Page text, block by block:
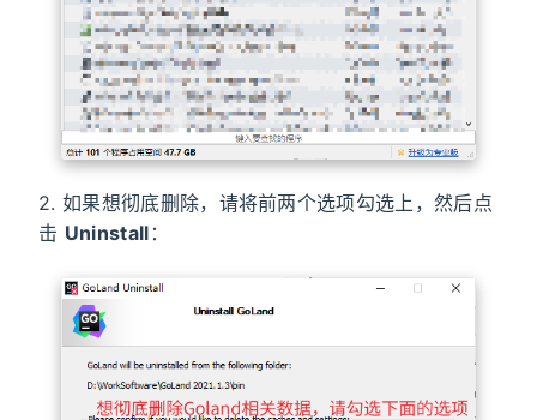
2. 如果想彻底删除，请将前两个选项勾选上，然后点
击 Uninstall ：